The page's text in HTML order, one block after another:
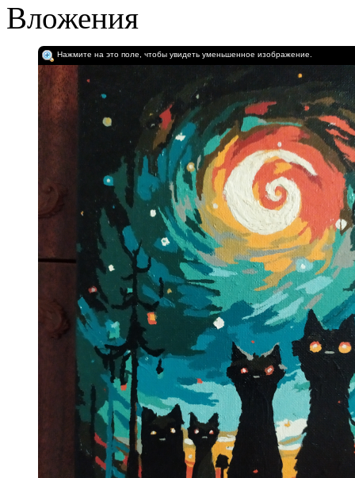
Вложения
Нажмите на это поле, чтобы увидеть уменьшенное изображение.